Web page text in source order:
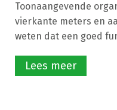
Toonaangevende
vierkante meters en
weten dat een goed
Lees meer